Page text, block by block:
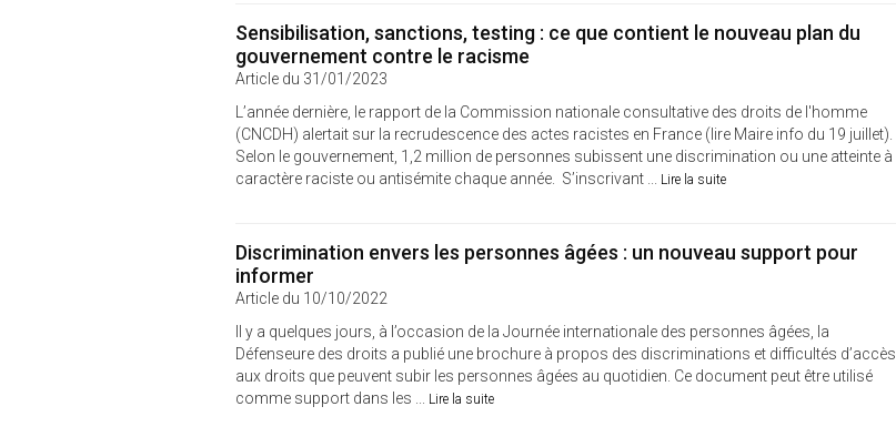
Sensibilisation, sanctions, testing : ce que contient le nouveau plan du
gouvernement contre le racisme
Article du 31/01/2023
L’année dernière, le rapport de la Commission nationale consultative des droits de l'homme
(CNCDH) alertait sur la recrudescence des actes racistes en France (lire Maire info du 19 juillet).
Selon le gouvernement, 1,2 million de personnes subissent une discrimination ou une atteinte à
caractère raciste ou antisémite chaque année. S’inscrivant ...
Lire la suite
Discrimination envers les personnes âgées : un nouveau support pour
informer
Article du 10/10/2022
Il y a quelques jours, à l’occasion de la Journée internationale des personnes âgées, la
Défenseure des droits a publié une brochure à propos des discriminations et difficultés d’accès
aux droits que peuvent subir les personnes âgées au quotidien. Ce document peut être utilisé
comme support dans les ...
Lire la suite